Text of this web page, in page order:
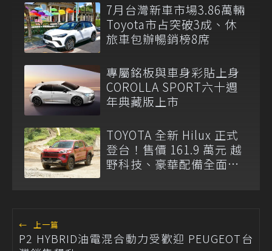
7月台灣新車市場3.86萬輛
Toyota市占突破3成、休
旅車包辦暢銷榜8席
專屬銘板與車身彩貼上身
COROLLA SPORT六十週
年典藏版上市
TOYOTA 全新 Hilux 正式
登台！售價 161.9 萬元 越
野科技、豪華配備全面升
← 上一篇
P2 HYBRID油電混合動力受歡迎 PEUGEOT台